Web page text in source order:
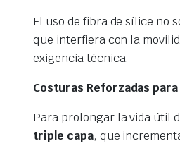
El uso de fibra de sílice no
que interfiera con la
exigencia técnica.
Costuras Reforzadas
Para prolongar la vida útil
triple capa, que